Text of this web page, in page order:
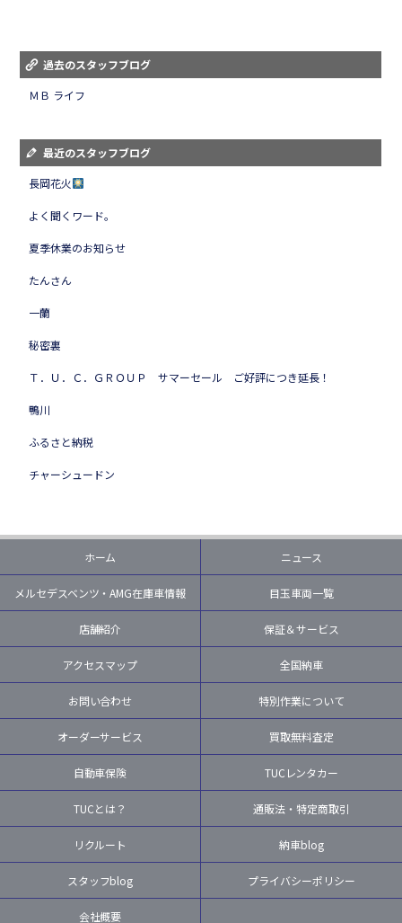
過去のスタッフブログ
ＭＢ ライフ
最近のスタッフブログ
長岡花火
よく聞くワード。
夏季休業のお知らせ
たんさん
一蘭
秘密裏
Ｔ．Ｕ．Ｃ．ＧＲＯＵＰ サマーセール ご好評につき延長！
鴨川
ふるさと納税
チャーシュードン
ホーム ニュース
メルセデスベンツ・AMG在庫車情報 目玉車両一覧
店舗紹介 保証＆サービス
アクセスマップ 全国納車
お問い合わせ 特別作業について
オーダーサービス 買取無料査定
自動車保険 TUCレンタカー
TUCとは？ 通販法・特定商取引
リクルート 納車blog
スタッフblog プライバシーポリシー
会社概要